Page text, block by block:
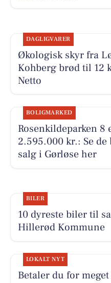
DAGLIGVARER
Økologisk skyr fra
Kohberg brød til 12
Netto
BOLIGMARKED
Rosenkildeparken
2.595.000 kr.: Se
salg i Gørløse her
BILER
10 dyreste biler til
Hillerød Kommune
LOKALT NYT
Betaler du for